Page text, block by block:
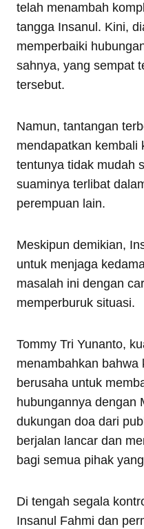
telah menambah
tangga Insanul. Kini,
memperbaiki
sahnya, yang sempat
tersebut.
Namun, tantangan
mendapatkan kembali
tentunya tidak mudah
suaminya terlibat
perempuan lain.
Meskipun demikian,
untuk menjaga
masalah ini dengan
memperburuk situasi.
Tommy Tri Yunanto,
menambahkan bahwa
berusaha untuk
hubungannya dengan
dukungan doa dari
berjalan lancar dan
bagi semua pihak
Di tengah segala
Insanul Fahmi dan